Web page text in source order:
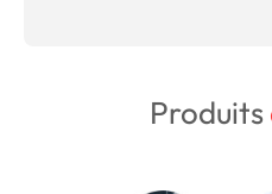
Produits